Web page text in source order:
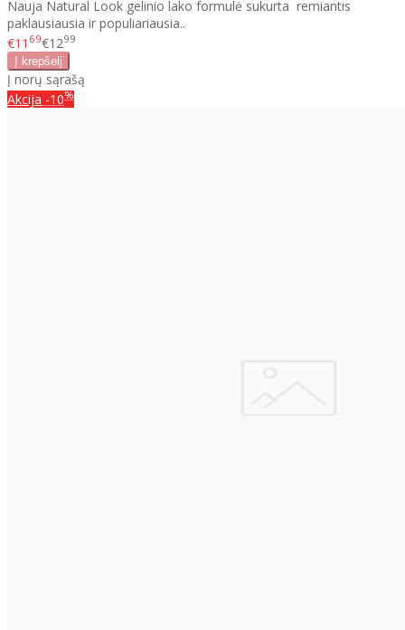
Nauja Natural Look gelinio lako formulė sukurta remiantis
paklausiausia ir populiariausia..
€11 69€1299
Į norų sąrašą
Akcija -10%